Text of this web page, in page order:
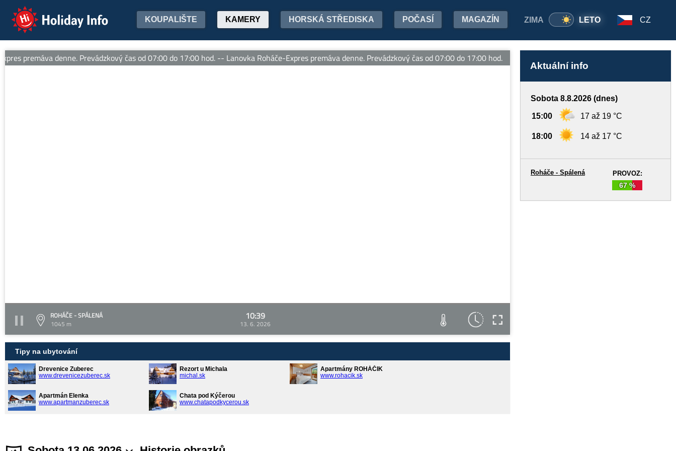
Holiday Info ZIMA LETO
KOUPALIŠTE KAMERY HORSKÁ STŘEDISKA POČASÍ MAGAZÍN CZ
premáva denne. Prevádzkový čas od 07:00 do 17:00 hod. -- Lanovka Roháče-Expres premáva denne. Prevádzkový čas od 07:00 do 17:00 hod.
ROHÁČE - SPÁLENÁ
1045 m
10:39
13. 6. 2026
Tipy na ubytování
Drevenice Zuberec
www.drevenicezuberec.sk
Rezort u Michala
michal.sk
Apartmány ROHÁČIK
www.rohacik.sk
Apartmán Elenka
www.apartmanzuberec.sk
Chata pod Kýčerou
www.chatapodkycerou.sk
Aktuální info
Sobota 8.8.2026 (dnes)
15:00 17 až 19 °C
18:00 14 až 17 °C
PROVOZ:
67 %
Roháče - Spálená